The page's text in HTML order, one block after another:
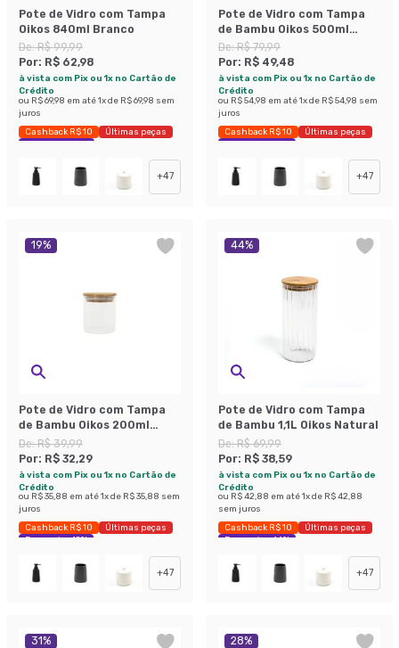
Pote de Vidro com Tampa
Oikos 840ml Branco
De:R$ 99,99
Por: R$ 62,98
à vista com Pix ou 1x no Cartão de
Crédito
ou R$ 69,98 em até1x de R$ 69,98 sem
juros
Cashback R$ 10
Últimas peças
Economize 37%
+47
Pote de Vidro com Tampa
de Bambu Oikos 500ml
Natural
De:R$ 79,99
Por: R$ 49,48
à vista com Pix ou 1x no Cartão de
Crédito
ou R$ 54,98 em até1x de R$ 54,98 sem
juros
Cashback R$ 10
Últimas peças
Economize 38%
+47
19%
Pote de Vidro com Tampa
de Bambu Oikos 200ml
Natural
De:R$ 39,99
Por: R$ 32,29
à vista com Pix ou 1x no Cartão de
Crédito
ou R$ 35,88 em até1x de R$ 35,88 sem
juros
Cashback R$ 10
Últimas peças
Economize 19%
+47
44%
Pote de Vidro com Tampa
de Bambu 1,1L Oikos Natural
De:R$ 69,99
Por: R$ 38,59
à vista com Pix ou 1x no Cartão de
Crédito
ou R$ 42,88 em até1x de R$ 42,88
sem juros
Cashback R$ 10
Últimas peças
Economize 44%
+47
31% 28%